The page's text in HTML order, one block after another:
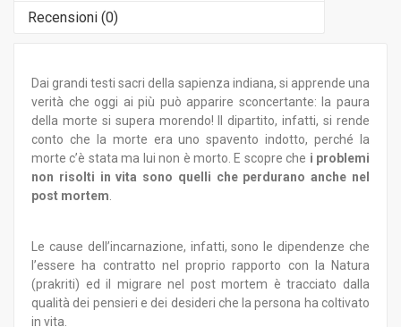
Recensioni (0)
Dai grandi testi sacri della sapienza indiana, si apprende una
verità che oggi ai più può apparire sconcertante: la paura
della morte si supera morendo! Il dipartito, infatti, si rende
conto che la morte era uno spavento indotto, perché la
morte c’è stata ma lui non è morto. E scopre che i problemi
non risolti in vita sono quelli che perdurano anche nel
post mortem
Le cause dell’incarnazione, infatti, sono le dipendenze che
l’essere ha contratto nel proprio rapporto con la Natura
(prakriti) ed il migrare nel post mortem è tracciato dalla
qualità dei pensieri e dei desideri che la persona ha coltivato
in vita.